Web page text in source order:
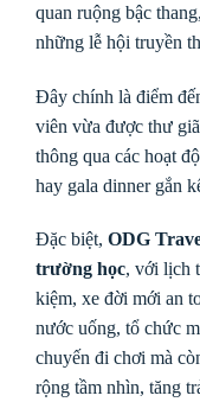
quan ruộng bậc
những lễ hội truyền
Đây chính là điểm
viên vừa được thư
thông qua các hoạt
hay gala dinner gắn
Đặc biệt, ODG
trường học, với lịch
kiệm, xe đời mới an
nước uống, tổ chức
chuyến đi chơi mà
rộng tầm nhìn, tăng